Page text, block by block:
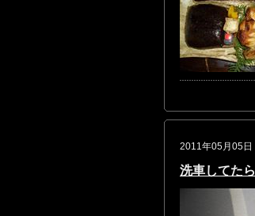
2011年05月05日
洗車してたら